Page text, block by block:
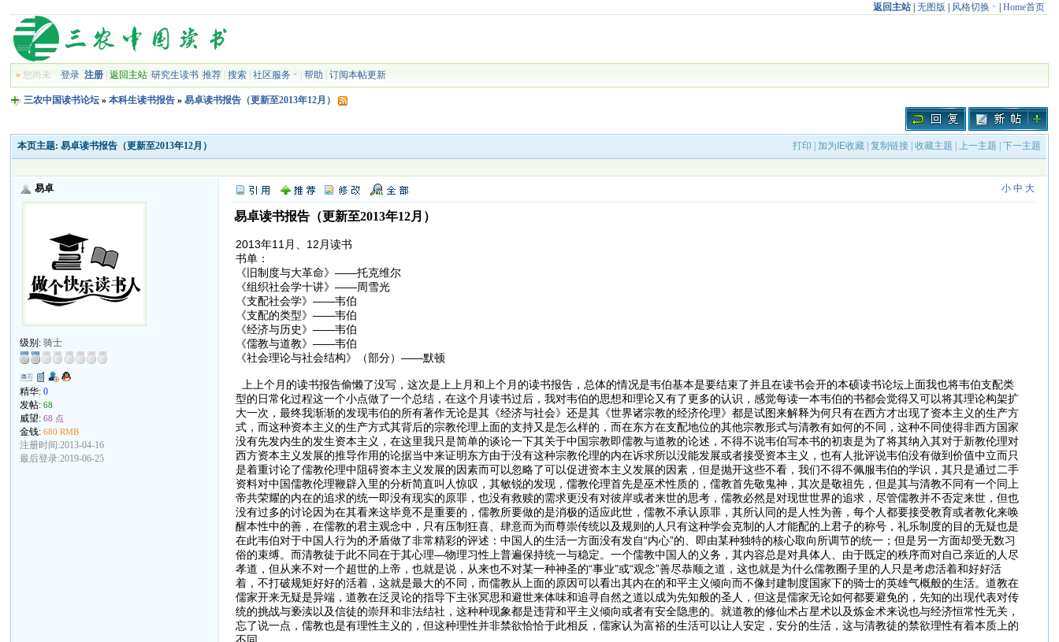
返回主站| 无图版 风格切换 Home首页
» 您尚未登录 注册 |返回主站 |研究生读书 |推荐 |搜索 |社区服务 |帮助 |订阅本帖更新
三农中国读书论坛 »本科生读书报告 »易卓读书报告（更新至2013年12月）
本页主题: 易卓读书报告（更新至2013年12月） 打印 加为IE收藏 |复制链接 |收藏主题 |上一主题 |下一主题
易卓
级别:骑士
精华:0
发帖:68
威望:68 点
金钱:680 RMB
注册时间:2013-04-16
最后登录:2019-06-25
小 中 大
易卓读书报告（更新至2013年12月）
2013年11月、12月读书
书单：
《旧制度与大革命》——托克维尔
《组织社会学十讲》——周雪光
《支配社会学》——韦伯
《支配的类型》——韦伯
《经济与历史》——韦伯
《儒教与道教》——韦伯
《社会理论与社会结构》（部分）——默顿
上上个月的读书报告偷懒了没写，这次是上上月和上个月的读书报告，总体的情况是韦伯基本是要结束了并且在读书会开的本硕读书论坛上面我也将韦伯支配类
型的日常化过程这一个小点做了一个总结，在这个月读书过后，我对韦伯的思想和理论又有了更多的认识，感觉每读一本韦伯的书都会觉得又可以将其理论构架扩
大一次，最终我渐渐的发现韦伯的所有著作无论是其《经济与社会》还是其《世界诸宗教的经济伦理》都是试图来解释为何只有在西方才出现了资本主义的生产方
式，而这种资本主义的生产方式其背后的宗教伦理上面的支持又是怎么样的，而在东方在支配地位的其他宗教形式与清教有如何的不同，这种不同使得非西方国家
没有先发内生的发生资本主义，在这里我只是简单的谈论一下其关于中国宗教即儒教与道教的论述，不得不说韦伯写本书的初衷是为了将其纳入其对于新教伦理对
西方资本主义发展的推导作用的论据当中来证明东方由于没有这种宗教伦理的内在诉求所以没能发展或者接受资本主义，也有人批评说韦伯没有做到价值中立而只
是着重讨论了儒教伦理中阻碍资本主义发展的因素而可以忽略了可以促进资本主义发展的因素，但是抛开这些不看，我们不得不佩服韦伯的学识，其只是通过二手
资料对中国儒教伦理鞭辟入里的分析简直叫人惊叹，其敏锐的发现，儒教伦理首先是巫术性质的，儒教首先敬鬼神，其次是敬祖先，但是其与清教不同有一个同上
帝共荣耀的内在的追求的统一即没有现实的原罪，也没有救赎的需求更没有对彼岸或者来世的思考，儒教必然是对现世世界的追求，尽管儒教并不否定来世，但也
没有过多的讨论因为在其看来这毕竟不是重要的，儒教所要做的是消极的适应此世，儒教不承认原罪，其所认同的是人性为善，每个人都要接受教育或者教化来唤
醒本性中的善，在儒教的君主观念中，只有压制狂喜、肆意而为而尊崇传统以及规则的人只有这种学会克制的人才能配的上君子的称号，礼乐制度的目的无疑也是
在此韦伯对于中国人行为的矛盾做了非常精彩的评述：中国人的生活一方面没有发自“内心”的、即由某种独特的核心取向所调节的统一；但是另一方面却受无数习
俗的束缚。而清教徒于此不同在于其心理—物理习性上普遍保持统一与稳定。一个儒教中国人的义务，其内容总是对具体人、由于既定的秩序而对自己亲近的人尽
孝道，但从来不对一个超世的上帝，也就是说，从来也不对某一种神圣的“事业”或“观念”善尽恭顺之道，这也就是为什么儒教圈子里的人只是考虑活着和好好活
着，不打破规矩好好的活着，这就是最大的不同，而儒教从上面的原因可以看出其内在的和平主义倾向而不像封建制度国家下的骑士的英雄气概般的生活。道教在
儒家开来无疑是异端，道教在泛灵论的指导下主张冥思和避世来体味和追寻自然之道以成为先知般的圣人，但这是儒家无论如何都要避免的，先知的出现代表对传
统的挑战与亵渎以及信徒的崇拜和非法结社，这种种现象都是违背和平主义倾向或者有安全隐患的。就道教的修仙术占星术以及炼金术来说也与经济恒常性无关，
忘了说一点，儒教也是有理性主义的，但这种理性并非禁欲恰恰于此相反，儒家认为富裕的生活可以让人安定，安分的生活，这与清教徒的禁欲理性有着本质上的